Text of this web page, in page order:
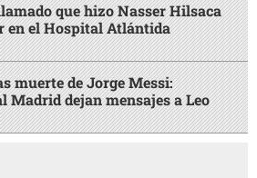
que hizo Nasser Hilsaca
en el Hospital Atlántida
muerte de Jorge Messi:
Madrid dejan mensajes a Leo